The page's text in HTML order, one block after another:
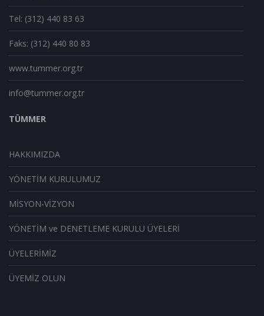
Tel: (312) 440 83 63
Faks: (312) 440 80 83
www.tummer.org.tr
info@tummer.org.tr
TÜMMER
HAKKIMIZDA
YÖNETİM KURULUMUZ
MİSYON-VİZYON
YÖNETİM ve DENETLEME KURULU ÜYELERİ
ÜYELERİMİZ
ÜYEMİZ OLUN